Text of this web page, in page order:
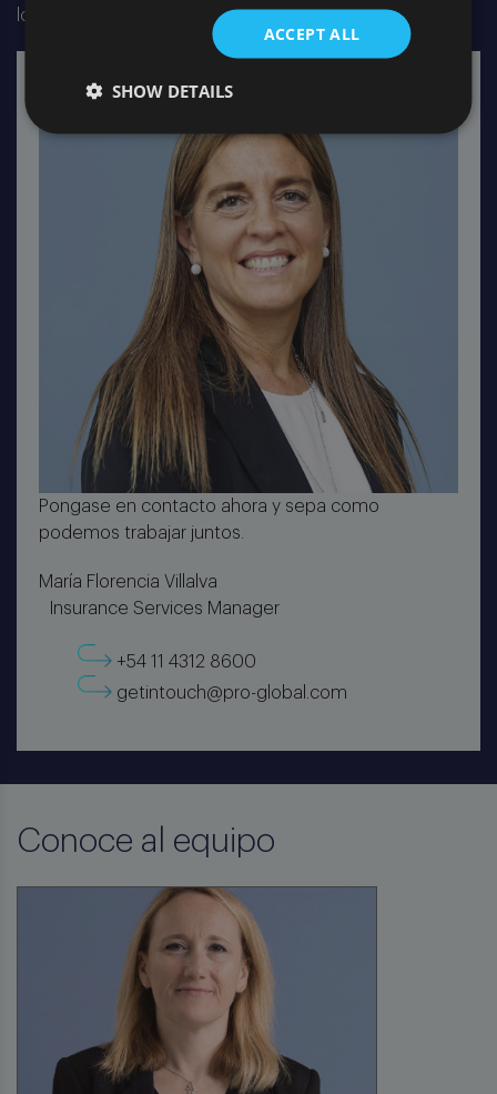
lo que podemos ofrecerle.
Pongase en contacto ahora y sepa como
podemos trabajar juntos.
María Florencia Villalva
Insurance Services Manager
+54 11 4312 8600
getintouch@pro-global.com
Conoce al equipo
ACCEPT ALL
SHOW DETAILS